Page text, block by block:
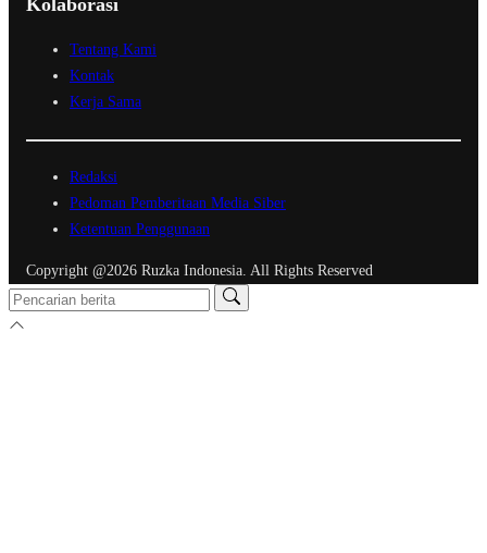
Kolaborasi
Tentang Kami
Kontak
Kerja Sama
Redaksi
Pedoman Pemberitaan Media Siber
Ketentuan Penggunaan
Copyright @2026 Ruzka Indonesia. All Rights Reserved